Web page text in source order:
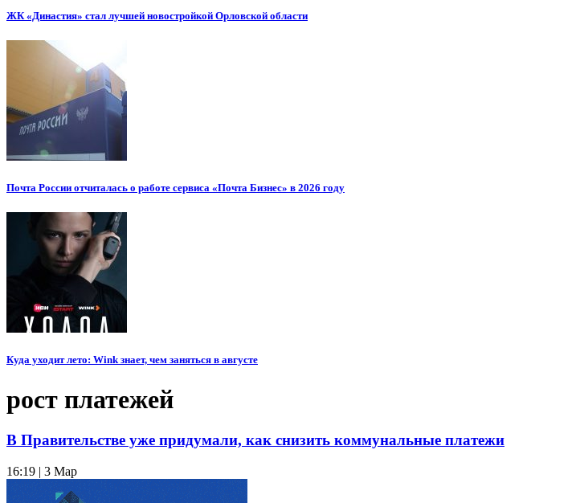
ЖК «Династия» стал лучшей новостройкой Орловской области
Почта России отчиталась о работе сервиса «Почта Бизнес» в 2026 году
Куда уходит лето: Wink знает, чем заняться в августе
рост платежей
В Правительстве уже придумали, как снизить коммунальные платежи
16:19 | 3 Мар